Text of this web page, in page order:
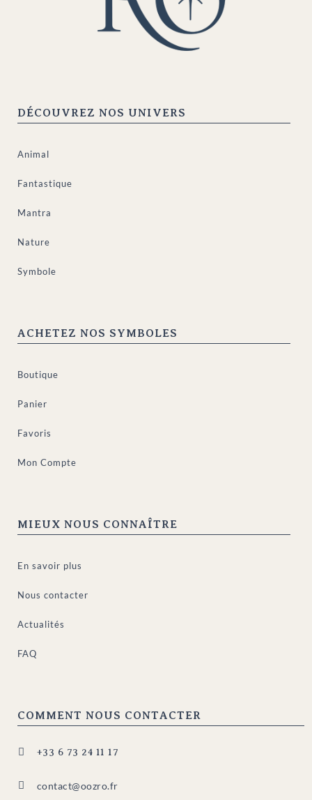
DÉCOUVREZ NOS UNIVERS
Animal
Fantastique
Mantra
Nature
Symbole
ACHETEZ NOS SYMBOLES
Boutique
Panier
Favoris
Mon Compte
MIEUX NOUS CONNAÎTRE
En savoir plus
Nous contacter
Actualités
FAQ
COMMENT NOUS CONTACTER
 +33 6 73 24 11 17
 contact@oozro.fr